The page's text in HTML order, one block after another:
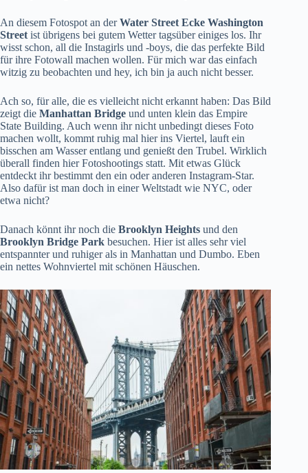
An diesem Fotospot an derWater Street Ecke Washington
Street ist übrigens bei gutem Wetter tagsüber einiges los. Ihr
wisst schon, all die Instagirls und -boys, die das perfekte Bild
für ihre Fotowall machen wollen. Für mich war das einfach
witzig zu beobachten und hey, ich bin ja auch nicht besser.
Ach so, für alle, die es vielleicht nicht erkannt haben: Das Bild
zeigt die Manhattan Bridge und unten klein das Empire
State Building. Auch wenn ihr nicht unbedingt dieses Foto
machen wollt, kommt ruhig mal hier ins Viertel, lauft ein
bisschen am Wasser entlang und genießt den Trubel. Wirklich
überall finden hier Fotoshootings statt. Mit etwas Glück
entdeckt ihr bestimmt den ein oder anderen Instagram-Star.
Also dafür ist man doch in einer Weltstadt wie NYC, oder
etwa nicht?
Danach könnt ihr noch die Brooklyn Heights und den
Brooklyn Bridge Park besuchen. Hier ist alles sehr viel
entspannter und ruhiger als in Manhattan und Dumbo. Eben
ein nettes Wohnviertel mit schönen Häuschen.